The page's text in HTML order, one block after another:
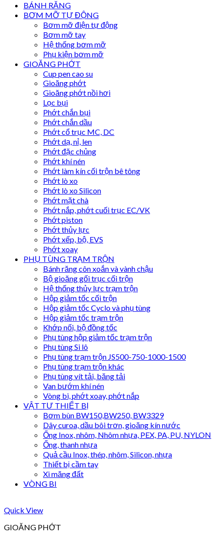
BÁNH RĂNG
BƠM MỠ TỰ ĐỘNG
Bơm mỡ điện tự động
Bơm mỡ tay
Hệ thống bơm mỡ
Phụ kiện bơm mỡ
GIOĂNG PHỚT
Cup pen cao su
Gioăng phớt
Gioăng phớt nồi hơi
Lọc bụi
Phớt chắn bụi
Phớt chắn dầu
Phớt cổ trục MC, DC
Phớt dạ, nỉ, len
Phớt đặc chủng
Phớt khí nén
Phớt làm kín cối trộn bê tông
Phớt lò xo
Phớt lò xo Silicon
Phớt mặt chà
Phớt nắp, phớt cuối trục EC/VK
Phớt piston
Phớt thủy lực
Phớt xếp, bộ, EVS
Phớt xoay
PHỤ TÙNG TRẠM TRỘN
Bánh răng côn xoắn và vành chậu
Bộ gioăng gối trục cối trộn
Hệ thống thủy lực trạm trộn
Hộp giảm tốc cối trộn
Hộp giảm tốc Cyclo và phụ tùng
Hộp giảm tốc trạm trộn
Khớp nối, bộ đồng tốc
Phụ tùng hộp giảm tốc trạm trộn
Phụ tùng Si lô
Phụ tùng trạm trộn JS500-750-1000-1500
Phụ tùng trạm trộn khác
Phụ tùng vít tải, băng tải
Van bướm khí nén
Vòng bi, phớt xoay, phớt nắp
VẬT TƯ THIẾT BỊ
Bơm bùn BW150,BW250, BW3329
Dây curoa, dầu bôi trơn, gioăng kín nước
Ống Inox, nhôm, Nhôm nhựa, PEX, PA, PU, NYLON
Ống, thanh nhựa
Quả cầu Inox, thép, nhôm, Silicon, nhựa
Thiết bị cầm tay
Xi măng đất
VÒNG BI
Quick View
GIOĂNG PHỚT